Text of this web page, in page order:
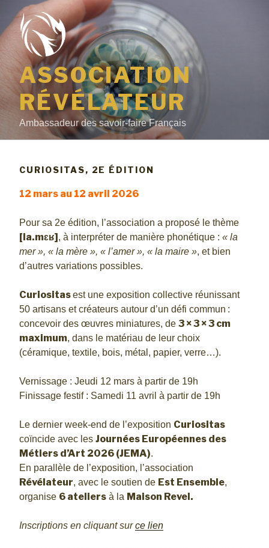
au
contenu
principal
ASSOCIATION
RÉVÉLATEUR
Ambassadeur des savoir-faire Français
CURIOSITAS, 2E ÉDITION
12 mars au 12 avril 2026
Pour sa 2e édition, l’association a proposé le thème
[la.mɛʁ] , à interpréter de manière phonétique : « la
mer », « la mère », « l’amer », « la maire », et bien
d’autres variations possibles.
Curiositasest une exposition collective réunissant
50 artisans et créateurs autour d’un défi commun :
concevoir des œuvres miniatures, de 3 × 3 × 3 cm
maximum, dans le matériau de leur choix
(céramique, textile, bois, métal, papier, verre…).
Vernissage : Jeudi 12 mars à partir de 19h
Finissage festif : Samedi 11 avril à partir de 19h
Le dernier week-end de l’exposition Curiositas
coïncide avec les Journées Européennes des
Métiers d’Art 2026 (JEMA).
En parallèle de l’exposition, l’association
Révélateur, avec le soutien de Est Ensemble,
organise 6 ateliers à la Maison Revel.
Inscriptions en cliquant surce lien